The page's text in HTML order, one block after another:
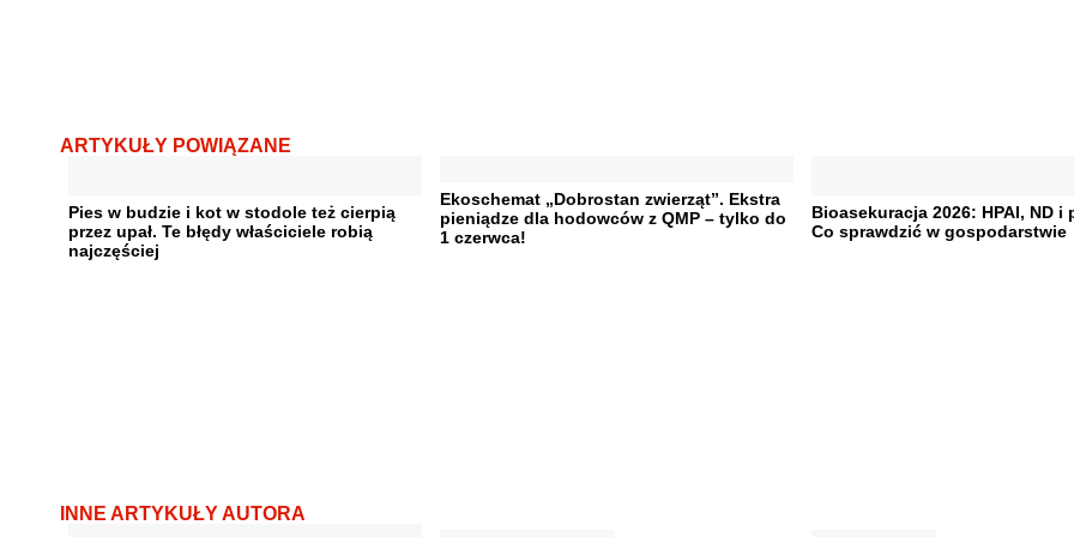
ARTYKUŁY POWIĄZANE
Pies w budzie i kot w stodole też cierpią
przez upał. Te błędy właściciele robią
najczęściej
Ekoschemat „Dobrostan zwierząt”. Ekstra
pieniądze dla hodowców z QMP – tylko do
1 czerwca!
Bioasekuracja 2026: HPAI, ND i
Co sprawdzić w gospodarstwie
INNE ARTYKUŁY AUTORA